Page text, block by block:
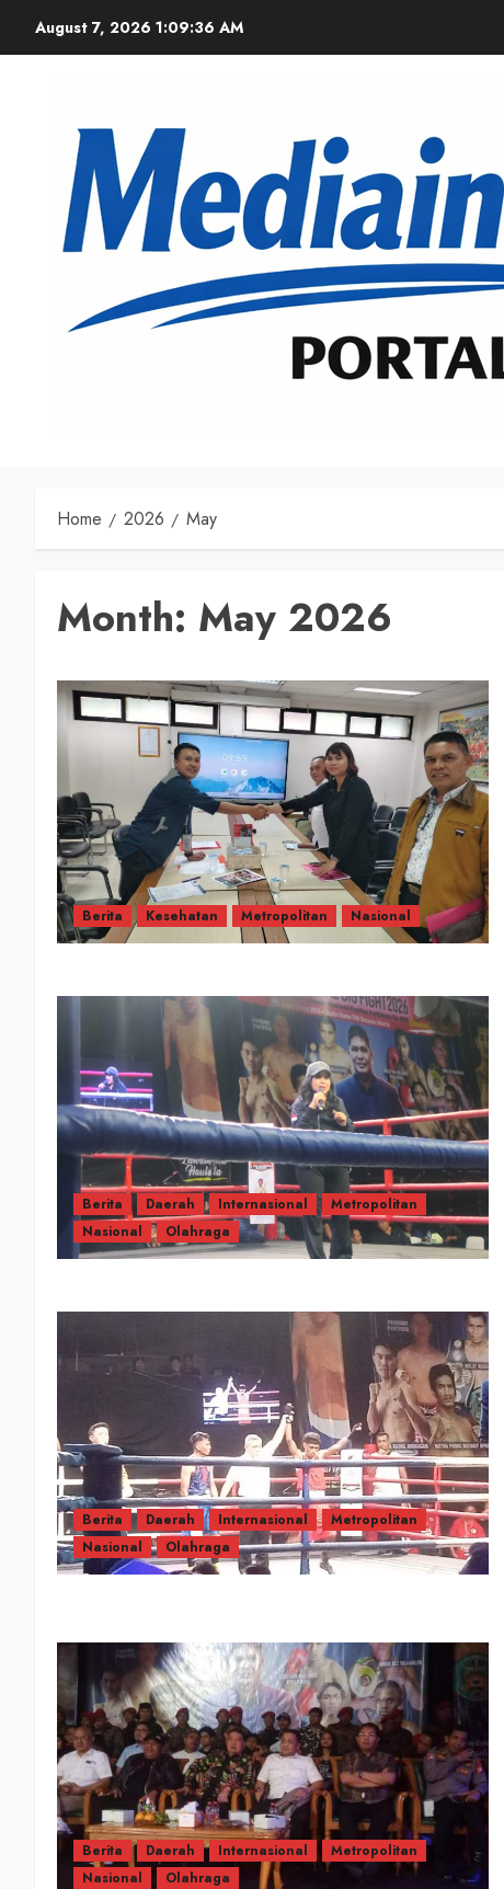
August 7, 2026 1:09:37 AM
Home 2026 May
Month: May 2026
Berita Kesehatan Metropolitan Nasional
Berita Daerah Internasional
Metropolitan
Nasional
Olahraga
Berita Daerah Internasional
Metropolitan
Nasional
Olahraga
Berita Daerah Internasional
Metropolitan
Nasional
Olahraga